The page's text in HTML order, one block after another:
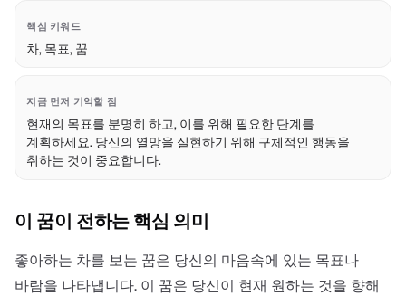
핵심 키워드
차, 목표, 꿈
지금 먼저 기억할 점
현재의 목표를 분명히 하고, 이를 위해 필요한 단계를
계획하세요. 당신의 열망을 실현하기 위해 구체적인 행동을
취하는 것이 중요합니다.
이 꿈이 전하는 핵심 의미
좋아하는 차를 보는 꿈은 당신의 마음속에 있는 목표나
바람을 나타냅니다. 이 꿈은 당신이 현재 원하는 것을 향해